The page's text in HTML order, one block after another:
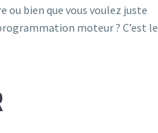
bien que vous voulez juste
moteur ? C’est le